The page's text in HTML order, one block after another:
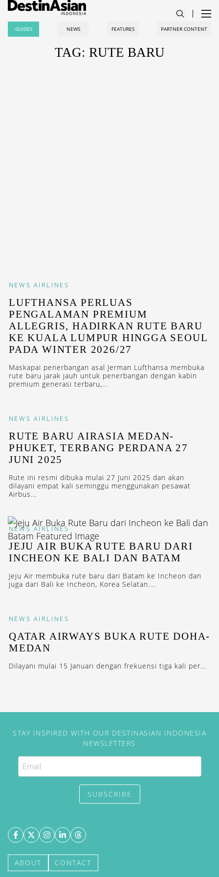
GUIDES NEWS FEATURES PARTNER CONTENT
TAG: RUTE BARU
NEWS AIRLINES
LUFTHANSA PERLUAS
PENGALAMAN PREMIUM
ALLEGRIS, HADIRKAN RUTE BARU
KE KUALA LUMPUR HINGGA SEOUL
PADA WINTER 2026/27
Maskapai penerbangan asal Jerman Lufthansa membuka
rute baru jarak jauh untuk penerbangan dengan kabin
premium generasi terbaru,...
NEWS AIRLINES
RUTE BARU AIRASIA MEDAN-
PHUKET, TERBANG PERDANA 27
JUNI 2025
Rute ini resmi dibuka mulai 27 Juni 2025 dan akan
dilayani empat kali seminggu menggunakan pesawat
Airbus...
NEWS AIRLINES
JEJU AIR BUKA RUTE BARU DARI
INCHEON KE BALI DAN BATAM
Jeju Air membuka rute baru dari Batam ke Incheon dan
juga dari Bali ke Incheon, Korea Selatan....
NEWS AIRLINES
QATAR AIRWAYS BUKA RUTE DOHA-
MEDAN
Dilayani mulai 15 Januari dengan frekuensi tiga kali per...
STAY INSPIRED WITH OUR DESTINASIAN INDONESIA
NEWSLETTERS
SUBSCRIBE
ABOUT CONTACT